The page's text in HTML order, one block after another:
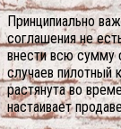
Принципиально
соглашения не
внести всю сумму
случаев пилотный
растянута во
настаивает